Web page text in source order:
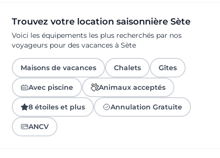
Trouvez votre location saisonnière Sète
Voici les équipements les plus recherchés par nos
voyageurs pour des vacances à Sète
Maisons de vacances Chalets Gîtes
Avec piscine Animaux acceptés
8 étoiles et plus Annulation Gratuite
ANCV